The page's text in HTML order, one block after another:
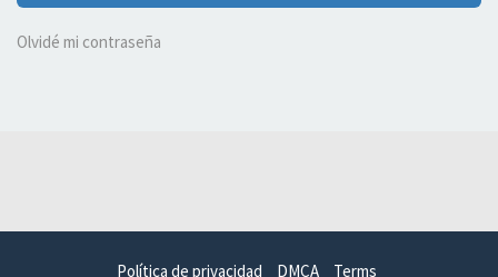
Olvidé mi contraseña
Política de privacidad DMCA Terms